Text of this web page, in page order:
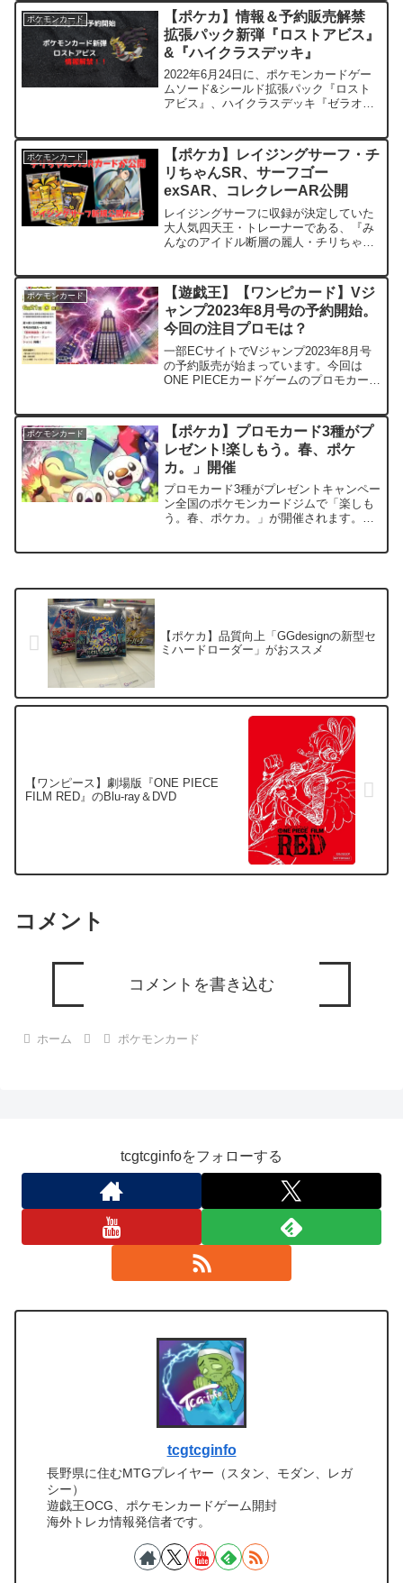
セットが発売となります。国内仕様はこ
ちら関連アイテムの予約...
ポケモンカード
【ポケカ】情報＆予約販売解禁
拡張パック新弾『ロストアビス』
&『ハイクラスデッキ』
2022年6月24日に、ポケモンカードゲー
ムソード&シールド拡張パック『ロスト
アビス』、ハイクラスデッキ『ゼラオ
てはカートンにそれぞれ１Boxずつ、SA
が封入...
ポケモンカード
【ポケカ】レイジングサーフ・チ
リちゃんSR、サーフゴー
exSAR、コレクレーAR公開
レイジングサーフに収録が決定していた
大人気四天王・トレーナーである、『み
んなのアイドル断層の麗人・チリちゃ
浜2024の1日目で公開されました。今回
最も注目すべきカード...
ポケモンカード
【遊戯王】【ワンピカード】Vジ
ャンプ2023年8月号の予約開始。
今回の注目プロモは？
一部ECサイトでVジャンプ2023年8月号
の予約販売が始まっています。今回は
ONE PIECEカードゲームのプロモカード
付録でついてきます。 基本情報Vジ
ャ...
ポケモンカード
【ポケカ】プロモカード3種がプ
レゼント!楽しもう。春、ポケ
カ。」開催￼
プロモカード3種がプレゼントキャンペー
ン全国のポケモンカードジムで「楽しも
う。春、ポケカ。」が開催されます。開
【ポケカ】品質向上「GGdesignの新型セ
ミハードローダー」がおススメ
【ワンピース】劇場版『ONE PIECE
FILM RED』のBlu-ray＆DVD
コメント
コメントを書き込む
ホーム ポケモンカード
tcgtcginfoをフォローする
tcgtcginfo
長野県に住むMTGプレイヤー（スタン、モダン、レガ
シー）
遊戯王OCG、ポケモンカードゲーム開封
海外トレカ情報発信者です。